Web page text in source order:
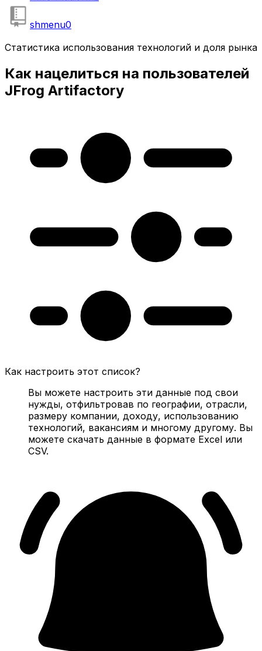
shmenu0
Статистика использования технологий и доля рынка
Как нацелиться на пользователей
JFrog Artifactory
Как настроить этот список?
Вы можете настроить эти данные под свои
нужды, отфильтровав по географии, отрасли,
размеру компании, доходу, использованию
технологий, вакансиям и многому другому. Вы
можете скачать данные в формате Excel или
CSV.